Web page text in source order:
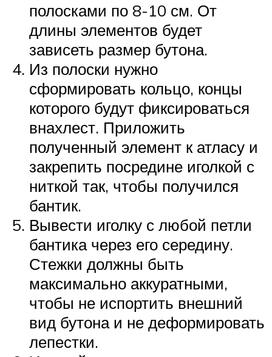
полосками по 8-10 см. От
длины элементов будет
зависеть размер бутона.
Из полоски нужно
сформировать кольцо, концы
которого будут фиксироваться
внахлест. Приложить
полученный элемент к атласу и
закрепить посредине иголкой с
ниткой так, чтобы получился
бантик.
Вывести иголку с любой петли
бантика через его середину.
Стежки должны быть
максимально аккуратными,
чтобы не испортить внешний
вид бутона и не деформировать
лепестки.